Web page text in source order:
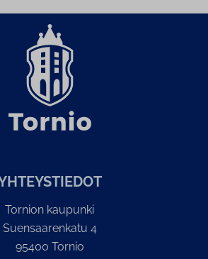
Tornion kaupunki
Suensaarenkatu 4
95400 Tornio